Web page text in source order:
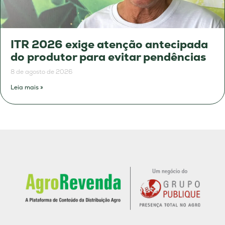
ITR 2026 exige atenção antecipada
do produtor para evitar pendências
8 de agosto de 2026
Leia mais »